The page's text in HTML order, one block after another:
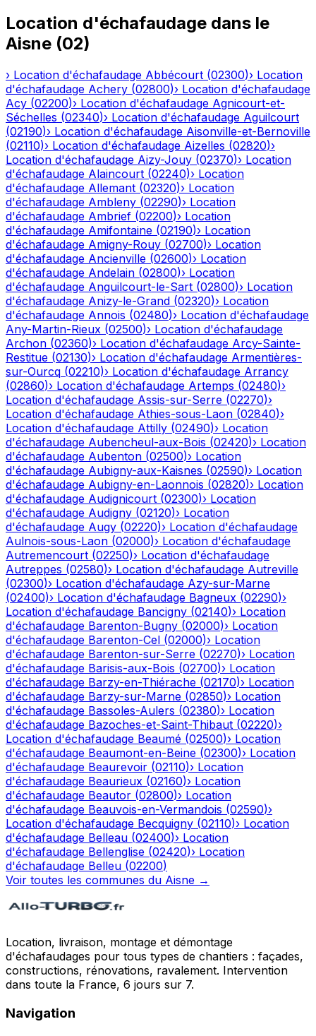
Location d'échafaudage dans le
Aisne (02)
› Location d'échafaudage Abbécourt (02300)› Location
d'échafaudage Achery (02800)› Location d'échafaudage
Acy (02200)› Location d'échafaudage Agnicourt-et-
Séchelles (02340)› Location d'échafaudage Aguilcourt
(02190)› Location d'échafaudage Aisonville-et-Bernoville
(02110)› Location d'échafaudage Aizelles (02820)›
Location d'échafaudage Aizy-Jouy (02370)› Location
d'échafaudage Alaincourt (02240)› Location
d'échafaudage Allemant (02320)› Location
d'échafaudage Ambleny (02290)› Location
d'échafaudage Ambrief (02200)› Location
d'échafaudage Amifontaine (02190)› Location
d'échafaudage Amigny-Rouy (02700)› Location
d'échafaudage Ancienville (02600)› Location
d'échafaudage Andelain (02800)› Location
d'échafaudage Anguilcourt-le-Sart (02800)› Location
d'échafaudage Anizy-le-Grand (02320)› Location
d'échafaudage Annois (02480)› Location d'échafaudage
Any-Martin-Rieux (02500)› Location d'échafaudage
Archon (02360)› Location d'échafaudage Arcy-Sainte-
Restitue (02130)› Location d'échafaudage Armentières-
sur-Ourcq (02210)› Location d'échafaudage Arrancy
(02860)› Location d'échafaudage Artemps (02480)›
Location d'échafaudage Assis-sur-Serre (02270)›
Location d'échafaudage Athies-sous-Laon (02840)›
Location d'échafaudage Attilly (02490)› Location
d'échafaudage Aubencheul-aux-Bois (02420)› Location
d'échafaudage Aubenton (02500)› Location
d'échafaudage Aubigny-aux-Kaisnes (02590)› Location
d'échafaudage Aubigny-en-Laonnois (02820)› Location
d'échafaudage Audignicourt (02300)› Location
d'échafaudage Audigny (02120)› Location
d'échafaudage Augy (02220)› Location d'échafaudage
Aulnois-sous-Laon (02000)› Location d'échafaudage
Autremencourt (02250)› Location d'échafaudage
Autreppes (02580)› Location d'échafaudage Autreville
(02300)› Location d'échafaudage Azy-sur-Marne
(02400)› Location d'échafaudage Bagneux (02290)›
Location d'échafaudage Bancigny (02140)› Location
d'échafaudage Barenton-Bugny (02000)› Location
d'échafaudage Barenton-Cel (02000)› Location
d'échafaudage Barenton-sur-Serre (02270)› Location
d'échafaudage Barisis-aux-Bois (02700)› Location
d'échafaudage Barzy-en-Thiérache (02170)› Location
d'échafaudage Barzy-sur-Marne (02850)› Location
d'échafaudage Bassoles-Aulers (02380)› Location
d'échafaudage Bazoches-et-Saint-Thibaut (02220)›
Location d'échafaudage Beaumé (02500)› Location
d'échafaudage Beaumont-en-Beine (02300)› Location
d'échafaudage Beaurevoir (02110)› Location
d'échafaudage Beaurieux (02160)› Location
d'échafaudage Beautor (02800)› Location
d'échafaudage Beauvois-en-Vermandois (02590)›
Location d'échafaudage Becquigny (02110)› Location
d'échafaudage Belleau (02400)› Location
d'échafaudage Bellenglise (02420)› Location
d'échafaudage Belleu (02200)
Voir toutes les communes du Aisne →
Location, livraison, montage et démontage
d'échafaudages pour tous types de chantiers : façades,
constructions, rénovations, ravalement. Intervention
dans toute la France, 6 jours sur 7.
Navigation